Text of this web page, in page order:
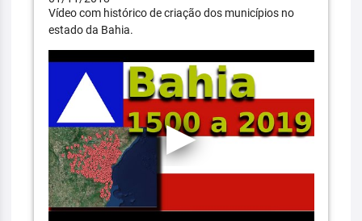
Vídeo com histórico de criação dos municípios no
estado da Bahia.